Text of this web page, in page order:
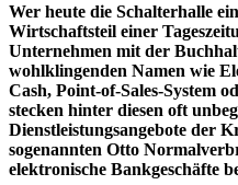
Wer heute die Schalterhalle
Wirtschaftsteil einer
Unternehmen mit der
wohlklingenden Namen wie
Cash, Point-of-Sales-System
stecken hinter diesen oft
Dienstleistungsangebote der
sogenannten Otto
elektronische Bankgeschäfte